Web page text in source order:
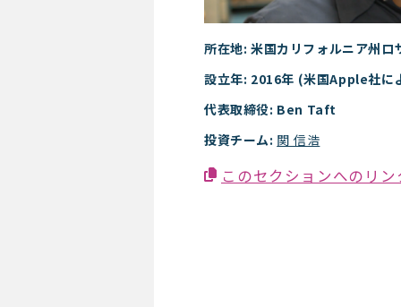
所在地: 米国カリフォルニア州ロ
設立年: 2016年 (米国Apple社に
代表取締役: Ben Taft
投資チーム: 関 信浩
このセクションへのリ